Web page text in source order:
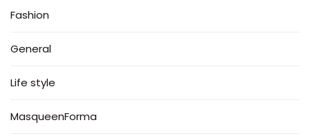
Fashion
General
Life style
MasqueenForma